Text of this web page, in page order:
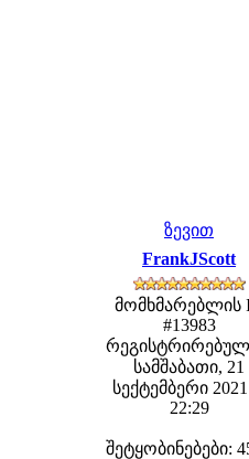
ზევით
FrankJScott
მომხმარებლის
#13983
სამშაბათი, 21
სექტემბერი
22:29
შეტყობინებები: